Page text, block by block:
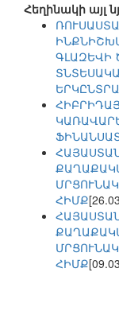
Հեղինակի այլ
ԳԼԱԶԵՎԻ
ՀԻՄՔ
ՀԻՄՔ